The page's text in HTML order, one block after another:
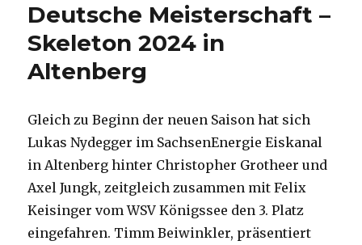
Deutsche Meisterschaft –
Skeleton 2024 in
Altenberg
Gleich zu Beginn der neuen Saison hat sich
Lukas Nydegger im SachsenEnergie Eiskanal
in Altenberg hinter Christopher Grotheer und
Axel Jungk, zeitgleich zusammen mit Felix
Keisinger vom WSV Königssee den 3. Platz
eingefahren. Timm Beiwinkler, präsentiert